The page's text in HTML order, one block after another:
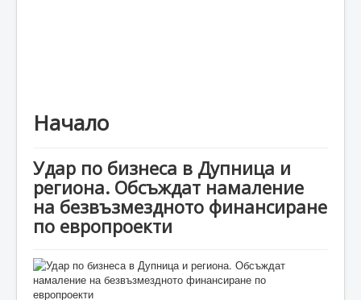
Начало
Удар по бизнеса в Дупница и
региона. Обсъждат намаление
на безвъзмездното финансиране
по европроекти